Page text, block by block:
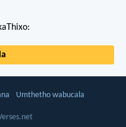
Umthetho wabucala